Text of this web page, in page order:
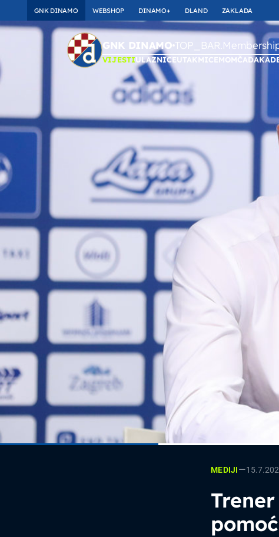
GNK DINAMO WEBSHOP DINAMO+ DLAND ZAKLADA
GNK DINAMO
VIJESTIULAZNICEUTAKMICEMOMČAD
MEDIJI—